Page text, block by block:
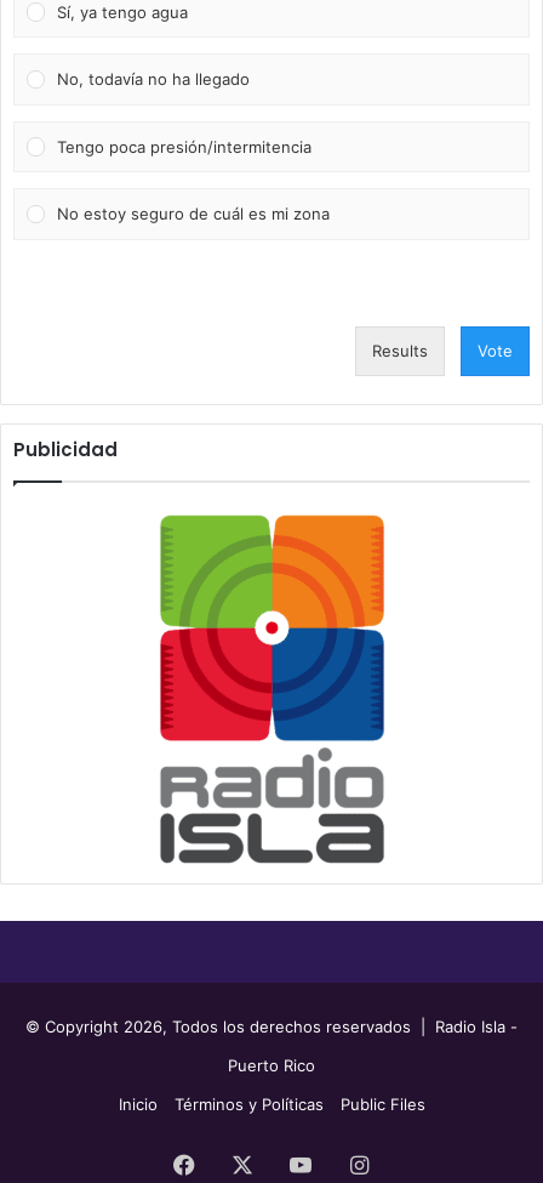
Sí, ya tengo agua
No, todavía no ha llegado
Tengo poca presión/intermitencia
No estoy seguro de cuál es mi zona
Results Vote
Publicidad
© Copyright 2026, Todos los derechos reservados | Radio Isla -
Puerto Rico
Inicio
Términos y Políticas Public Files
Facebook YouTubeInstagram